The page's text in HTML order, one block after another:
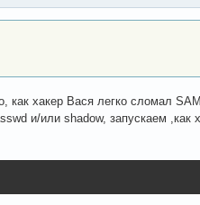
как хакер Вася легко сломал
и/или shadow, запускаем ,как